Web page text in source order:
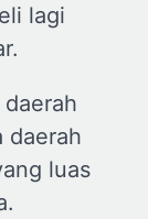
lagi
daerah
luas